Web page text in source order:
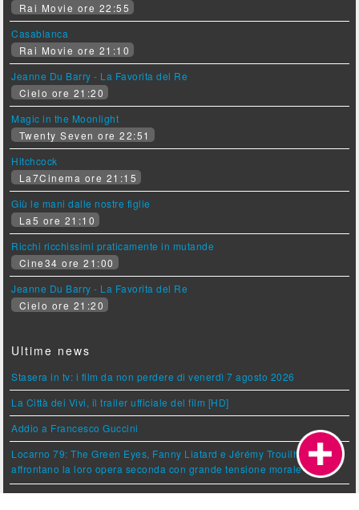
Rai Movie ore 22:55
Casablanca
Rai Movie ore 21:10
Jeanne Du Barry - La Favorita del Re
Cielo ore 21:20
Magic in the Moonlight
Twenty Seven ore 22:51
Hitchcock
La7Cinema ore 21:15
Giù le mani dalle nostre figlie
La5 ore 21:10
Ricchi ricchissimi praticamente in mutande
Cine34 ore 21:00
Jeanne Du Barry - La Favorita del Re
Cielo ore 21:20
Ultime news
Stasera in tv: i film da non perdere di venerdì 7 agosto 2026
La Città dei Vivi, il trailer ufficiale del film [HD]
Addio a Francesco Guccini
Locarno 79: The Green Eyes, Fanny Liatard e Jérémy Trouilh
affrontano la loro opera seconda con grande tensione morale
Insidious - Fuori dall'altrove, il trailer finale del film [HD]